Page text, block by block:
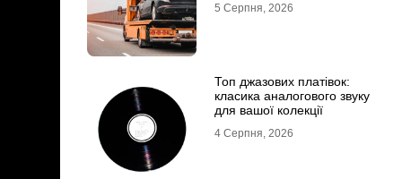
5 Серпня, 2026
Топ джазових платівок:
класика аналогового звуку
для вашої колекції
4 Серпня, 2026